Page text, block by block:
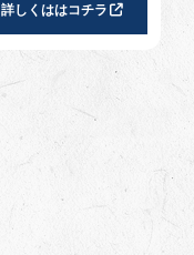
詳しくははコチラ